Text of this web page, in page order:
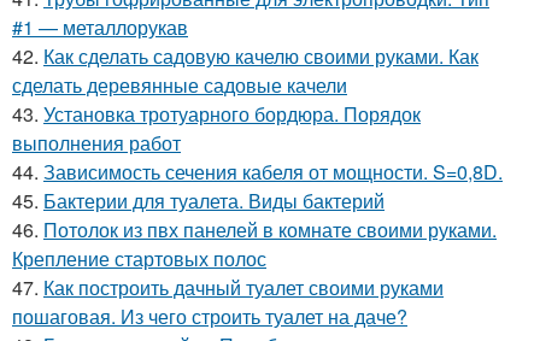
#1 — металлорукав
42. Как сделать садовую качелю своими руками. Как
сделать деревянные садовые качели
43. Установка тротуарного бордюра. Порядок
выполнения работ
44. Зависимость сечения кабеля от мощности. S=0,8D.
45. Бактерии для туалета. Виды бактерий
46. Потолок из пвх панелей в комнате своими руками.
Крепление стартовых полос
47. Как построить дачный туалет своими руками
пошаговая. Из чего строить туалет на даче?